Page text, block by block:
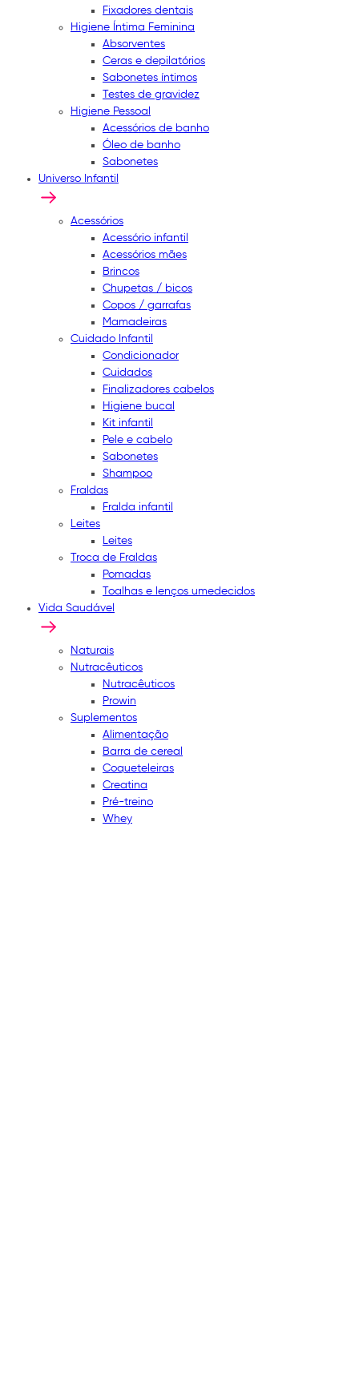
Fixadores dentais
Higiene Íntima Feminina
Absorventes
Ceras e depilatórios
Sabonetes íntimos
Testes de gravidez
Higiene Pessoal
Acessórios de banho
Óleo de banho
Sabonetes
Universo Infantil
Acessórios
Acessório infantil
Acessórios mães
Brincos
Chupetas / bicos
Copos / garrafas
Mamadeiras
Cuidado Infantil
Condicionador
Cuidados
Finalizadores cabelos
Higiene bucal
Kit infantil
Pele e cabelo
Sabonetes
Shampoo
Fraldas
Fralda infantil
Leites
Leites
Troca de Fraldas
Pomadas
Toalhas e lenços umedecidos
Vida Saudável
Naturais
Nutracêuticos
Nutracêuticos
Prowin
Suplementos
Alimentação
Barra de cereal
Coqueteleiras
Creatina
Pré-treino
Whey